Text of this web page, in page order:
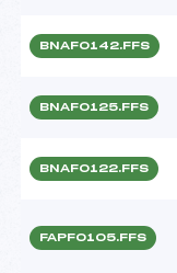
BNAF0142.FFS
BNAF0125.FFS
BNAF0122.FFS
FAPF0105.FFS